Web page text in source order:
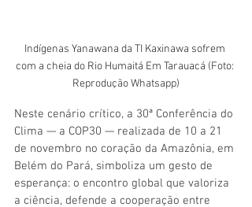
Indígenas Yanawana da TI Kaxinawa sofrem
com a cheia do Rio Humaitá Em Tarauacá (Foto:
Reprodução Whatsapp)
Neste cenário crítico, a 30ª Conferência do
Clima — a COP30 — realizada de 10 a 21
de novembro no coração da Amazônia, em
Belém do Pará, simboliza um gesto de
esperança: o encontro global que valoriza
a ciência, defende a cooperação entre